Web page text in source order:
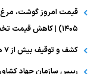
۱۴۰۵) | کاهش قیمت تخم مرغ
کشف و توقیف بیش از ۷ هزار قلم مواد غذایی تاریخ‌گذشته در مشهد
رییس سازمان جهاد